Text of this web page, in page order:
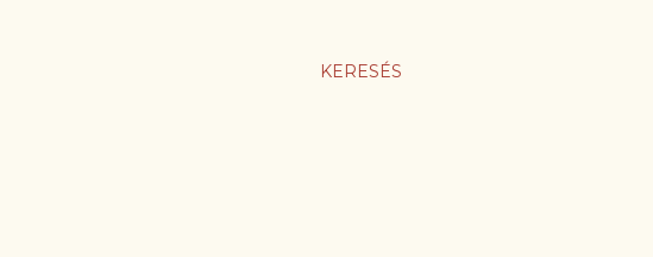
KERESÉS